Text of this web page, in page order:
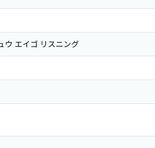
ウ エイゴ リスニング